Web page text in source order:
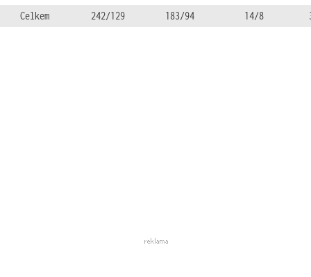
Celkem 242/129 183/94 14/8